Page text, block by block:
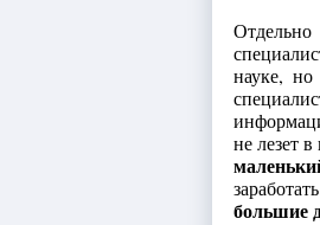
науке,
не лезет
большие